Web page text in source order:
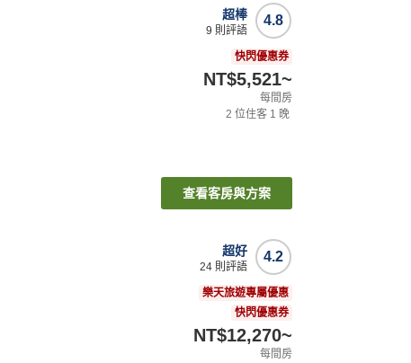
4.8
超棒
9 則評語
快閃優惠券
NT$5,521~
每間房
2 位住客 1 晚
查看客房與方案
4.2
超好
24 則評語
樂天旅遊專屬優惠
快閃優惠券
NT$12,270~
每間房